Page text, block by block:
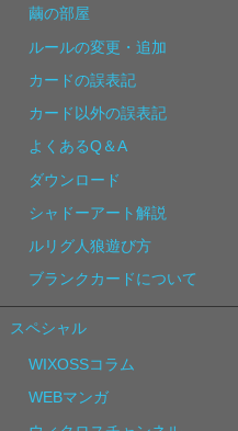
繭の部屋
ルールの変更・追加
カードの誤表記
カード以外の誤表記
よくあるQ＆A
ダウンロード
シャドーアート解説
ルリグ人狼遊び方
ブランクカードについて
スペシャル
WIXOSSコラム
WEBマンガ